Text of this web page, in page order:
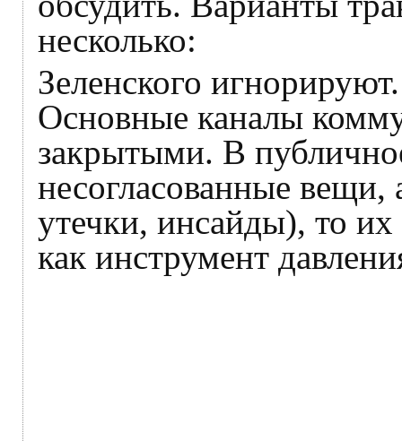
несколько:
Зеленского
Основные каналы
закрытыми. В
несогласованные вещи,
утечки, инсайды), то
как инструмент